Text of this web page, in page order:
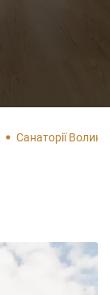
Санаторії Волині